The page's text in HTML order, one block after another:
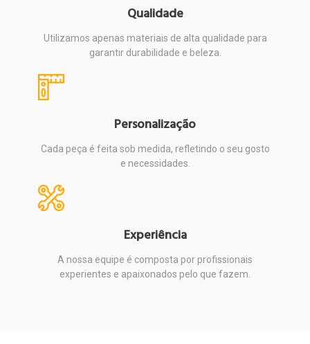
Qualidade
Utilizamos apenas materiais de alta qualidade para
garantir durabilidade e beleza.
Personalização
Cada peça é feita sob medida, refletindo o seu gosto
e necessidades.
Experiência
A nossa equipe é composta por profissionais
experientes e apaixonados pelo que fazem.